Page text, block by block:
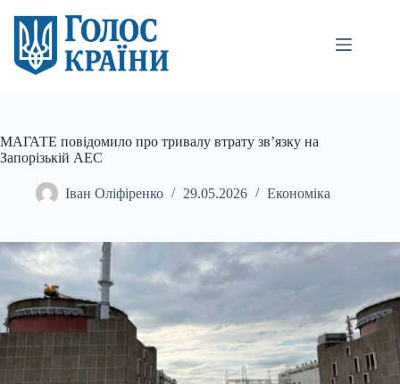
вмісту
МАГАТЕ повідомило про тривалу втрату зв’язку на
Запорізькій АЕС
Іван Оліфіренко 29.05.2026 Економіка